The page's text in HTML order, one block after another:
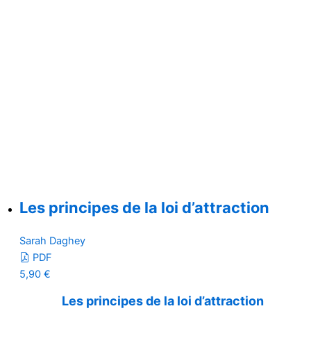
Les principes de la loi d’attraction
Sarah Daghey
PDF
5,90 €
Les principes de la loi d’attraction